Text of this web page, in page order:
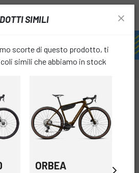
SIMILI
scorte di questo prodotto, ti
simili che abbiamo in stock
ORBEA